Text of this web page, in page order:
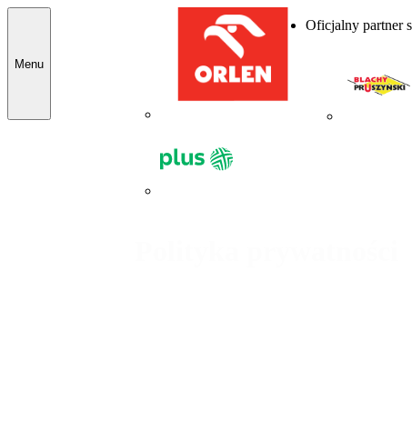
Menu
Oficjalny partner